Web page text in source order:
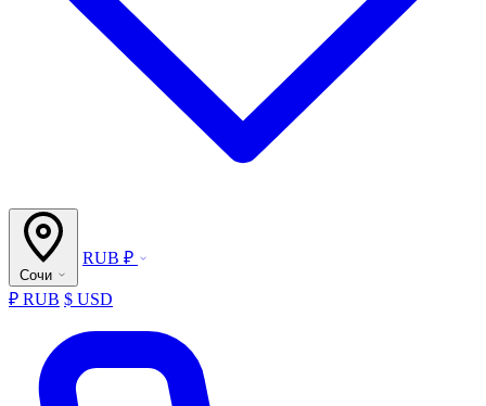
Сочи
RUB ₽
₽ RUB $ USD